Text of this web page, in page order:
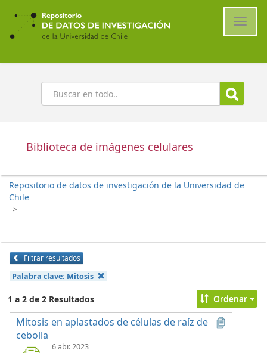
Ir
contenido
principal
Buscar
Biblioteca de imágenes celulares
Repositorio de datos de investigación de la Universidad de
Chile
>
Filtrar resultados
Palabra clave: Mitosis
1 a 2 de 2 Resultados Ordenar
Mitosis en aplastados de células de raíz de
cebolla
6 abr. 2023